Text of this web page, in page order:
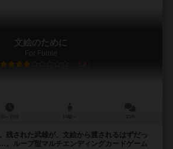
文絵のために
For Fumie
5.8
残された武雄が、文絵から渡されるはずだっ
。ループ型マルチエンディングカードゲーム